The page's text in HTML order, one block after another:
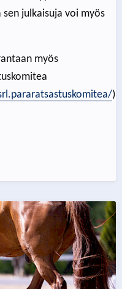
julkaisuja voi myös
myös
)